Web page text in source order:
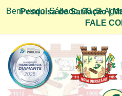
Bem vindo! Sábado, 08 de
Pesquisa de Satifação|
FALE